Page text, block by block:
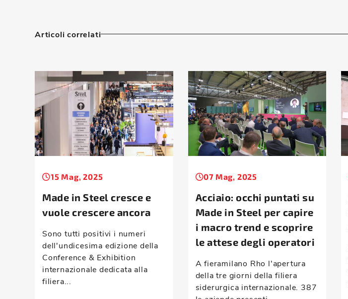
Articoli correlati
15 Mag, 2025
Made in Steel cresce e
vuole crescere ancora
Sono tutti positivi i numeri
dell'undicesima edizione della
Conference & Exhibition
internazionale dedicata alla
filiera...
07 Mag, 2025
Acciaio: occhi puntati su
Made in Steel per capire
i macro trend e scoprire
le attese degli operatori
A fieramilano Rho l'apertura
della tre giorni della filiera
siderurgica internazionale. 387